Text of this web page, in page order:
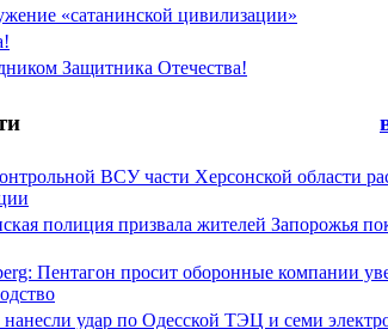
«сатанинской цивилизации»
Защитника Отечества!
ВСУ части Херсонской области
полиция призвала жителей Запорожья
Пентагон просит оборонные компании
удар по Одесской ТЭЦ и семи